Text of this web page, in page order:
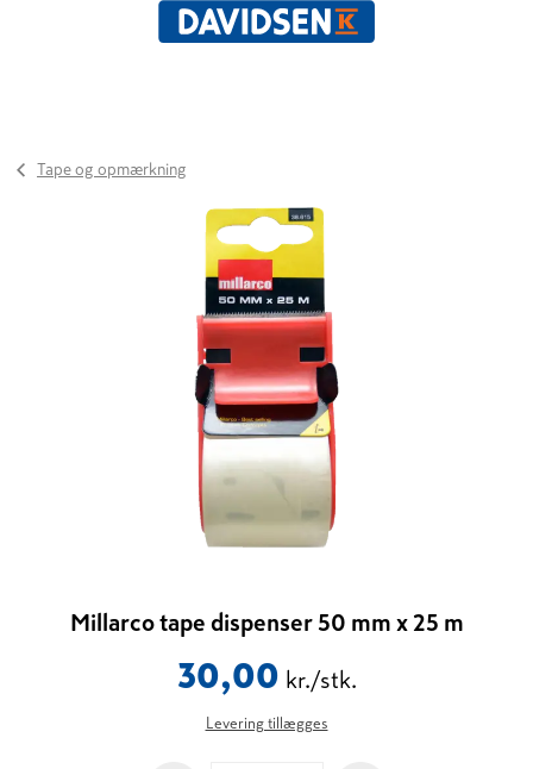
Tape og opmærkning
Millarco tape dispenser 50 mm x 25 m
30,00 kr./stk.
Levering tillægges